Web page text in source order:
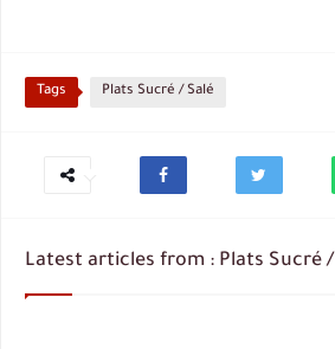
Tags Plats Sucré / Salé
Latest articles from : Plats Sucré /